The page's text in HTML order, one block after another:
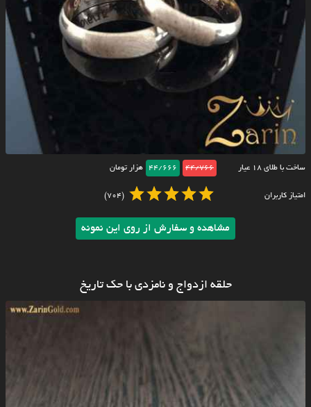
ساخت با طلای ۱۸ عیار 44/766
44/666 هزار تومان
امتیاز کاربران (704)
مشاهده و سفارش از روی این نمونه
حلقه ازدواج و نامزدی با حک تاریخ